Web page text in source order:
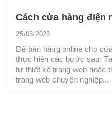
Cách cửa hàng điện
25/03/2023
Để bán hàng online cho
thực hiện các bước sau:
tự thiết kế trang web hoặc
trang web chuyên nghiệp...